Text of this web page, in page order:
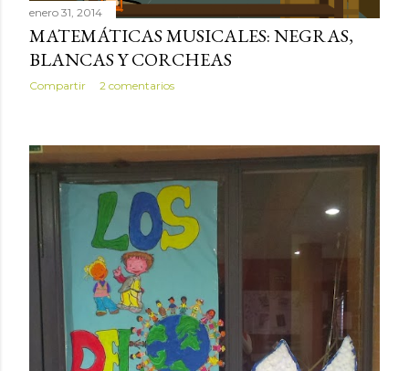
s
enero 31, 2014
MATEMÁTICAS MUSICALES: NEGRAS,
BLANCAS Y CORCHEAS
Compartir 2 comentarios